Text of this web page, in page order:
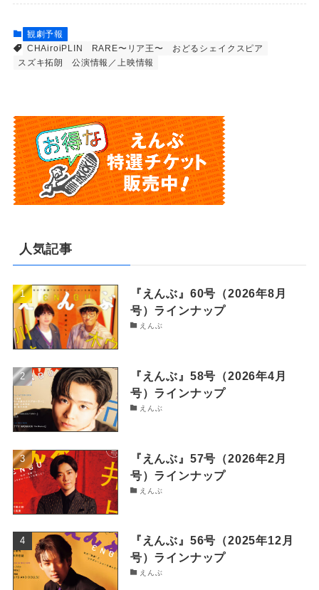
観劇予報
CHAiroiPLIN
RARE〜リア王〜
おどるシェイクスピア
スズキ拓朗
公演情報／上映情報
人気記事
『えんぶ』60号（2026年8月
号）ラインナップ
えんぶ
『えんぶ』58号（2026年4月
号）ラインナップ
えんぶ
『えんぶ』57号（2026年2月
号）ラインナップ
えんぶ
『えんぶ』56号（2025年12月
号）ラインナップ
えんぶ